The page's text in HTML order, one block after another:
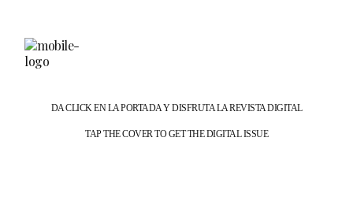
DA CLICK EN LA PORTADA Y DISFRUTA LA REVISTA DIGITAL
TAP THE COVER TO GET THE DIGITAL ISSUE